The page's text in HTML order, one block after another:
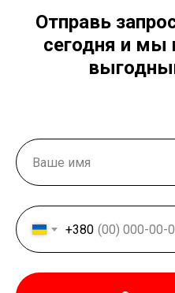
Отправь
сегодня и мы
+380